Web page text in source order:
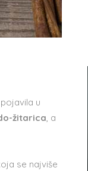
u
žitarica, a
se najviše